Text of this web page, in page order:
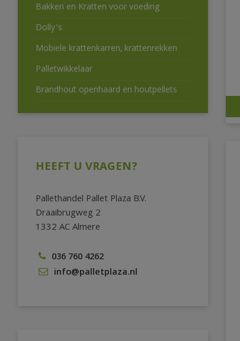
Bakken en Kratten voor voeding
Dolly’s
Mobiele krattenkarren, krattenrekken
Palletwikkelaar
Brandhout openhaard en houtpellets
HEEFT U VRAGEN?
Pallethandel Pallet Plaza B.V.
Draaibrugweg 2
1332 AC Almere
036 760 4262
info@palletplaza.nl